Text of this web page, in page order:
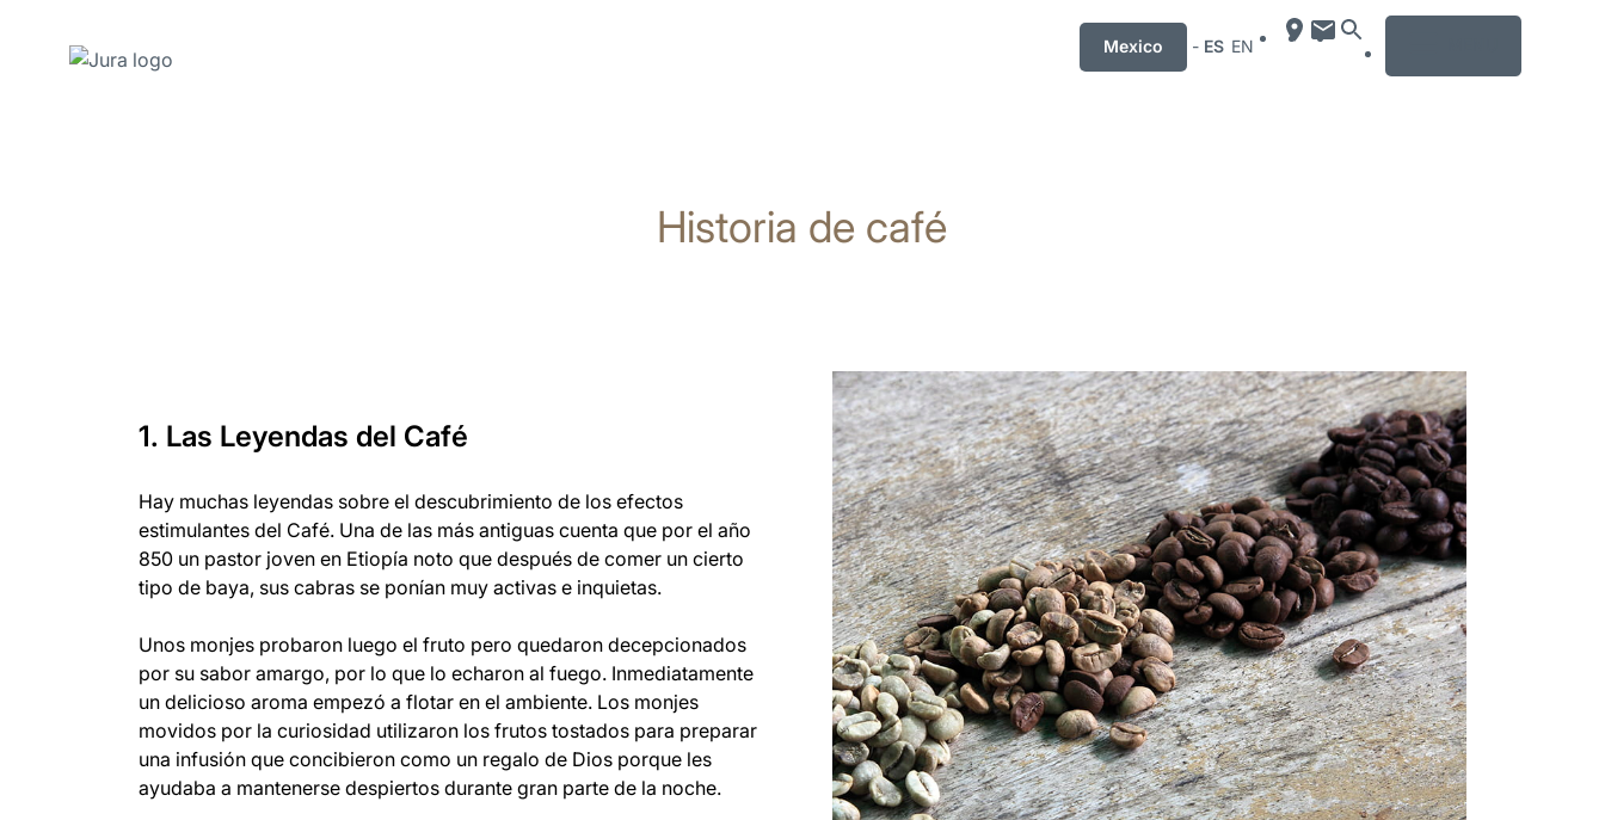
Mexico - ES EN
Historia de café
1. Las Leyendas del Café
Hay muchas leyendas sobre el descubrimiento de los efectos
estimulantes del Café. Una de las más antiguas cuenta que por el año
850 un pastor joven en Etiopía noto que después de comer un cierto
tipo de baya, sus cabras se ponían muy activas e inquietas.
Unos monjes probaron luego el fruto pero quedaron decepcionados
por su sabor amargo, por lo que lo echaron al fuego. Inmediatamente
un delicioso aroma empezó a flotar en el ambiente. Los monjes
movidos por la curiosidad utilizaron los frutos tostados para preparar
una infusión que concibieron como un regalo de Dios porque les
ayudaba a mantenerse despiertos durante gran parte de la noche.